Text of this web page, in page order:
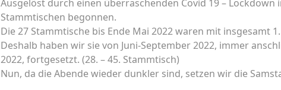
Ausgelöst durch einen überraschenden Covid 19 –
Stammtischen begonnen.
Die 27 Stammtische bis Ende Mai 2022 waren mit insgesamt
Deshalb haben wir sie von Juni-September 2022, immer
2022, fortgesetzt. (28. – 45. Stammtisch)
Nun, da die Abende wieder dunkler sind, setzen wir die